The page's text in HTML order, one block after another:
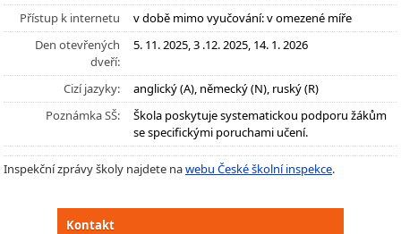
Přístup k internetu
v době mimo vyučování: v omezené míře
Den otevřených
dveří:
5. 11. 2025, 3 .12. 2025, 14. 1. 2026
Cizí jazyky:
anglický (A), německý (N), ruský (R)
Poznámka SŠ:
Škola poskytuje systematickou podporu žákům
se specifickými poruchami učení.
Inspekční zprávy školy najdete nawebu České školní inspekce.
Kontakt